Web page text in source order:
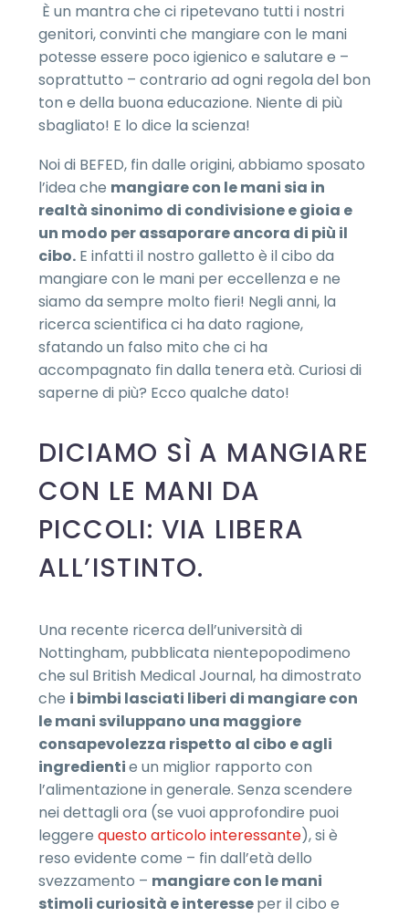
È un mantra che ci ripetevano tutti i nostri
genitori, convinti che mangiare con le mani
potesse essere poco igienico e salutare e –
soprattutto – contrario ad ogni regola del bon
ton e della buona educazione. Niente di più
sbagliato! E lo dice la scienza!
Noi di BEFED, fin dalle origini, abbiamo sposato
l’idea che mangiare con le mani sia in
realtà sinonimo di condivisione e gioia e
un modo per assaporare ancora di più il
cibo. E infatti il nostro galletto è il cibo da
mangiare con le mani per eccellenza e ne
siamo da sempre molto fieri! Negli anni, la
ricerca scientifica ci ha dato ragione,
sfatando un falso mito che ci ha
accompagnato fin dalla tenera età. Curiosi di
saperne di più? Ecco qualche dato!
DICIAMO SÌ A MANGIARE
CON LE MANI DA
PICCOLI: VIA LIBERA
ALL’ISTINTO.
Una recente ricerca dell’università di
Nottingham, pubblicata nientepopodimeno
che sul British Medical Journal, ha dimostrato
che i bimbi lasciati liberi di mangiare con
le mani sviluppano una maggiore
consapevolezza rispetto al cibo e agli
ingredientie un miglior rapporto con
l’alimentazione in generale. Senza scendere
nei dettagli ora (se vuoi approfondire puoi
leggere questo articolo interessante), si è
reso evidente come – fin dall’età dello
svezzamento – mangiare con le mani
stimoli curiosità e interesseper il cibo e